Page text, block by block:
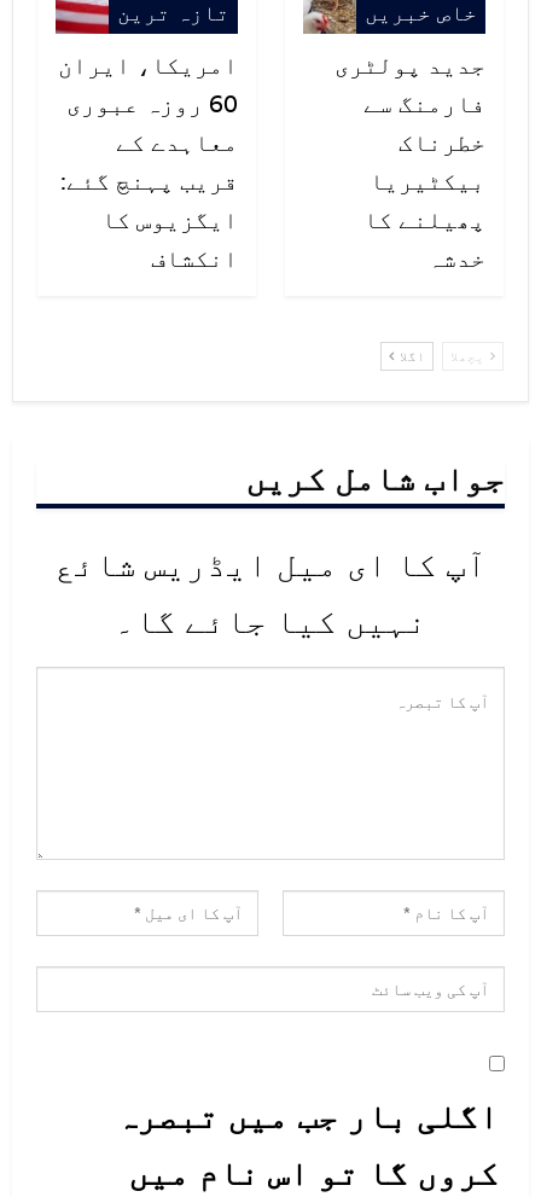
خاص خبریں
جدید پولٹری
فارمنگ سے
خطرناک
بیکٹیریا
پھیلنے کا
خدشہ
تازہ ترین
امریکا، ایران
60 روزہ عبوری
معاہدے کے
قریب پہنچ گئے:
ایگزیوس کا
انکشاف
پچھلا اگلا
جواب شامل کریں
آپ کا ای میل ایڈریس شائع
نہیں کیا جائے گا۔
اگلی بار جب میں تبصرہ
کروں گا تو اس نام میں